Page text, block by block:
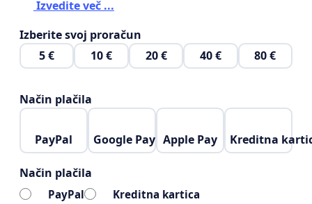
Izvedite več ...
Izberite svoj proračun
5 €
10 € 20 € 40 € 80 €
Način plačila
PayPal Google Pay Apple Pay Kreditna
Način plačila
PayPal Kreditna kartica